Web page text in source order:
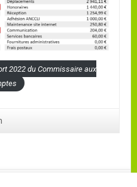
2022 du Commissaire aux